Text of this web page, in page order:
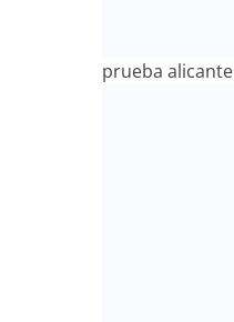
prueba alicante